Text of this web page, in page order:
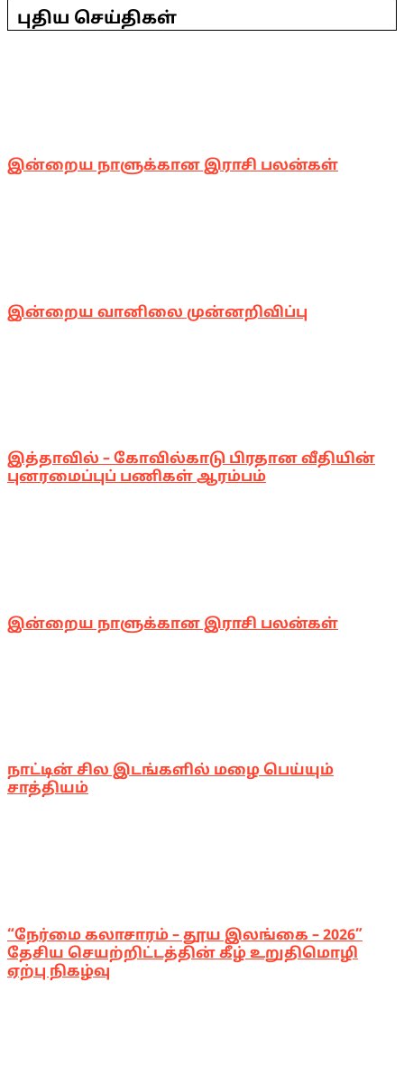
04-
30புதிய செய்திகள்
இன்றைய நாளுக்கான இராசி பலன்கள்
இன்றைய வானிலை முன்னறிவிப்பு
இத்தாவில் – கோவில்காடு பிரதான வீதியின்
புனரமைப்புப் பணிகள் ஆரம்பம்
இன்றைய நாளுக்கான இராசி பலன்கள்
நாட்டின் சில இடங்களில் மழை பெய்யும்
சாத்தியம்
“நேர்மை கலாசாரம் – தூய இலங்கை – 2026”
தேசிய செயற்றிட்டத்தின் கீழ் உறுதிமொழி
ஏற்பு நிகழ்வு